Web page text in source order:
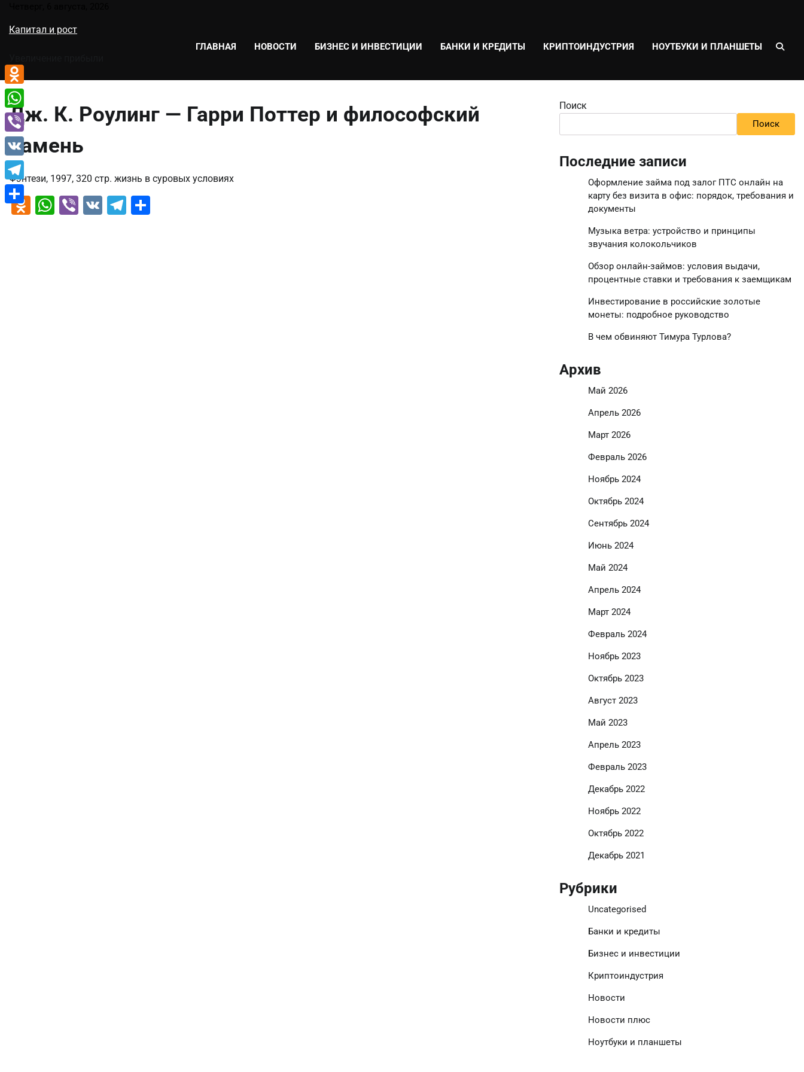
содержимому
Капитал и рост
ГЛАВНАЯ НОВОСТИ БИЗНЕС И ИНВЕСТИЦИИ БАНКИ И КРЕДИТЫ КРИПТОИНДУСТРИЯ НОУТБУКИ И ПЛАНШЕТЫ
Дж. К. Роулинг — Гарри Поттер и философский
камень
Фэнтези, 1997, 320 стр. жизнь в суровых условиях
Odnoklassniki
WhatsApp
Viber
VK Telegram
Поиск
Поиск
Последние записи
Оформление займа под залог ПТС онлайн на
карту без визита в офис: порядок, требования и
документы
Музыка ветра: устройство и принципы
звучания колокольчиков
Обзор онлайн-займов: условия выдачи,
процентные ставки и требования к заемщикам
Инвестирование в российские золотые
монеты: подробное руководство
В чем обвиняют Тимура Турлова?
Архив
Май 2026
Апрель 2026
Март 2026
Февраль 2026
Ноябрь 2024
Октябрь 2024
Сентябрь 2024
Июнь 2024
Май 2024
Апрель 2024
Март 2024
Февраль 2024
Ноябрь 2023
Октябрь 2023
Август 2023
Май 2023
Апрель 2023
Февраль 2023
Декабрь 2022
Ноябрь 2022
Октябрь 2022
Декабрь 2021
Рубрики
Uncategorised
Банки и кредиты
Бизнес и инвестиции
Криптоиндустрия
Новости
Новости плюс
Ноутбуки и планшеты
Odnoklassniki
WhatsApp
Viber
VK
Telegram
Отправить